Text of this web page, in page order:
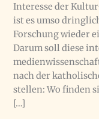
Interesse der
ist es umso
Forschung wieder
Darum soll diese
nach der
stellen: Wo finden
[…]